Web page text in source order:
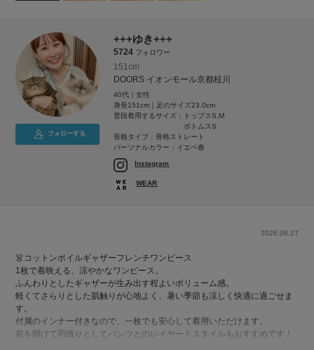
フォローする
+++ゆき+++
5724 フォロワー
151cm
DOORS イオンモール京都桂川
40代｜女性
身長151cm｜足のサイズ23.0cm
普段着用するサイズ：
トップスS,M
ボトムスS
骨格タイプ：骨格ストレート
パーソナルカラー：イエベ春
Instagram
WEAR
2026.06.27
👗コットンボイルギャザーフレンチワンピース
1枚で着映える、涼やかなワンピース。
ふんわりとしたギャザーが生み出す程よいボリューム感。
軽くてさらりとした肌触りが心地よく、暑い季節も涼しく快適に過ごせま
す。
付属のインナー付きなので、一枚でも安心して着用いただけます。
前を開けて羽織りとしてパンツとのレイヤードスタイルもおすすめです！